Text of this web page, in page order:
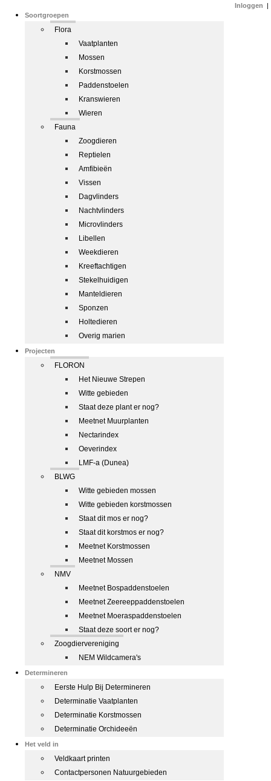
Soortgroepen
Flora
Vaatplanten
Mossen
Korstmossen
Paddenstoelen
Kranswieren
Wieren
Fauna
Zoogdieren
Reptielen
Amfibieën
Vissen
Dagvlinders
Nachtvlinders
Microvlinders
Libellen
Weekdieren
Kreeftachtigen
Stekelhuidigen
Manteldieren
Sponzen
Holtedieren
Overig marien
Projecten
FLORON
Het Nieuwe Strepen
Witte gebieden
Staat deze plant er nog?
Meetnet Muurplanten
Nectarindex
Oeverindex
LMF-a (Dunea)
BLWG
Witte gebieden mossen
Witte gebieden korstmossen
Staat dit mos er nog?
Staat dit korstmos er nog?
Meetnet Korstmossen
Meetnet Mossen
NMV
Meetnet Bospaddenstoelen
Meetnet Zeereeppaddenstoelen
Meetnet Moeraspaddenstoelen
Staat deze soort er nog?
Zoogdiervereniging
NEM Wildcamera's
Determineren
Eerste Hulp Bij Determineren
Determinatie Vaatplanten
Determinatie Korstmossen
Determinatie Orchideeën
Het veld in
Veldkaart printen
Contactpersonen Natuurgebieden
Inloggen |